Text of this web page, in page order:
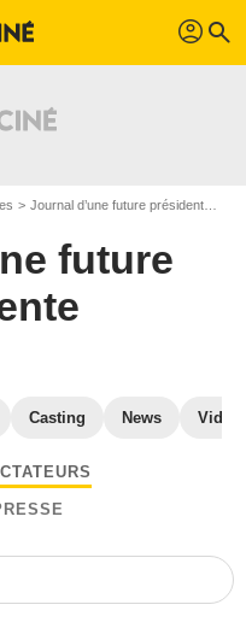
profil search
Journal d’une future présidente
future
Casting News